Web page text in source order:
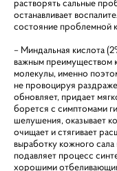
растворять сальные
останавливает
состояние проблемной
– Миндальная кислота
важным преимуществом
молекулы, именно
не провоцируя
обновляет, придает
борется с симптомами
шелушения, оказывает
очищает и стягивает
выработку кожного
подавляет процесс
хорошими